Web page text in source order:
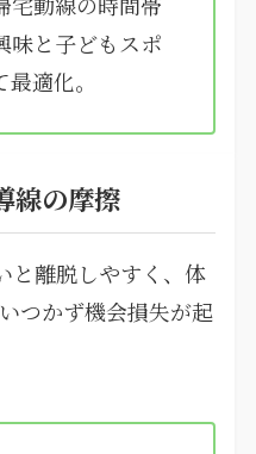
味と子どもスポ
適化。
線の摩擦
と離脱しやすく、体
つかず機会損失が起